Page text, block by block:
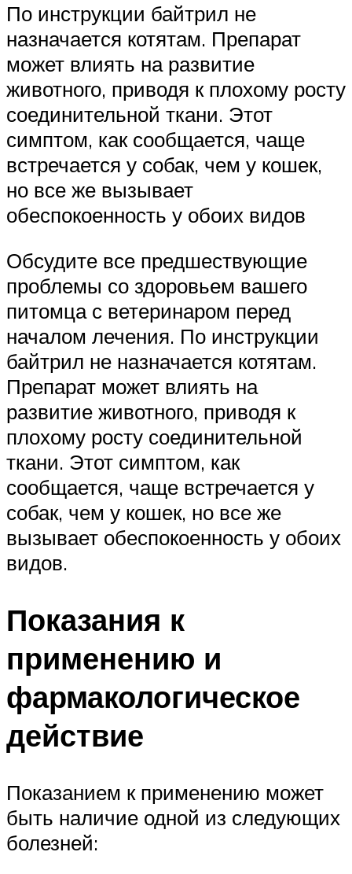
По инструкции байтрил не
назначается котятам. Препарат
может влиять на развитие
животного, приводя к плохому росту
соединительной ткани. Этот
симптом, как сообщается, чаще
встречается у собак, чем у кошек,
но все же вызывает
обеспокоенность у обоих видов
Обсудите все предшествующие
проблемы со здоровьем вашего
питомца с ветеринаром перед
началом лечения. По инструкции
байтрил не назначается котятам.
Препарат может влиять на
развитие животного, приводя к
плохому росту соединительной
ткани. Этот симптом, как
сообщается, чаще встречается у
собак, чем у кошек, но все же
вызывает обеспокоенность у обоих
видов.
Показания к
применению и
фармакологическое
действие
Показанием к применению может
быть наличие одной из следующих
болезней: